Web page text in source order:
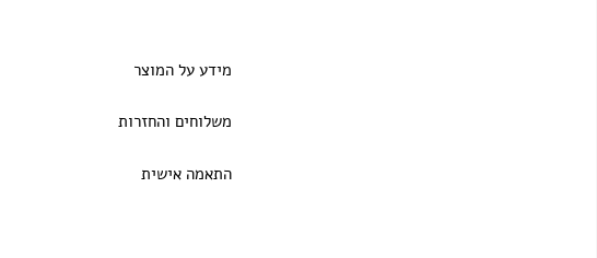
מידע על המוצר
משלוחים והחזרות
התאמה אישית